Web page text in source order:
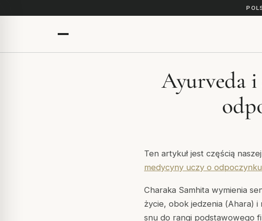
Ayurveda i
Ten artykuł jest częścią
medycyny uczy o odpoczynku
Charaka Samhita wymienia
życie, obok jedzenia (Ahara) i
snu do rangi podstawowego